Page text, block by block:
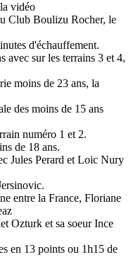
vidéo
Club Boulizu Rocher, le
d'échauffement.
avec sur les terrains 3 et 4,
moins de 23 ans, la
des moins de 15 ans
numéro 1 et 2.
de 18 ans.
Jules Perard et Loic Nury
entre la France, Floriane
Ozturk et sa soeur Ince
en 13 points ou 1h15 de